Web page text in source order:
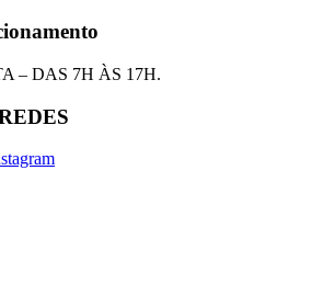
– DAS 7H ÀS 17H.